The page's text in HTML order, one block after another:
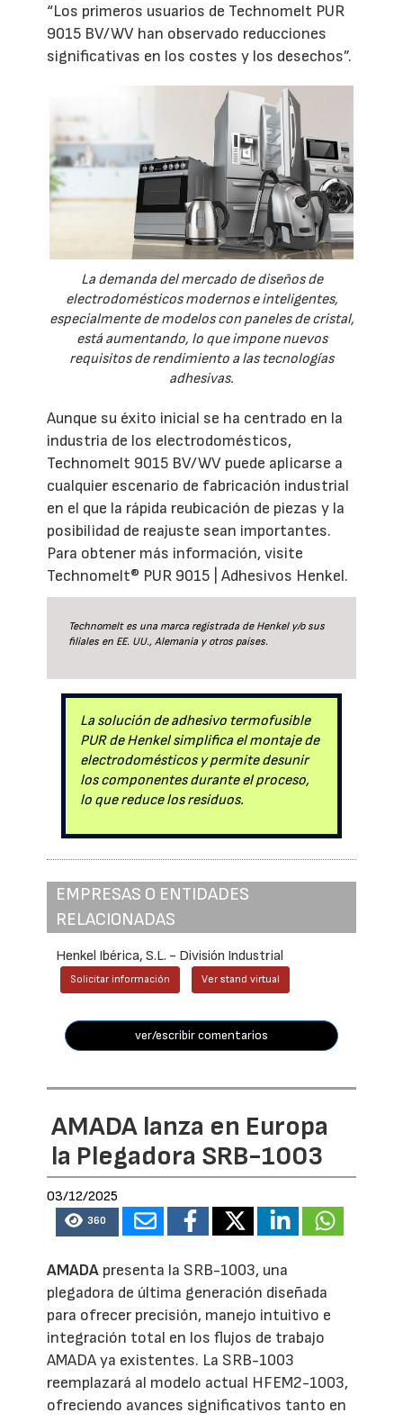
“Los primeros usuarios de Technomelt PUR
9015 BV/WV han observado reducciones
significativas en los costes y los desechos”.
La demanda del mercado de diseños de
electrodomésticos modernos e inteligentes,
especialmente de modelos con paneles de cristal,
está aumentando, lo que impone nuevos
requisitos de rendimiento a las tecnologías
adhesivas.
Aunque su éxito inicial se ha centrado en la
industria de los electrodomésticos,
Technomelt 9015 BV/WV puede aplicarse a
cualquier escenario de fabricación industrial
en el que la rápida reubicación de piezas y la
posibilidad de reajuste sean importantes.
Para obtener más información, visite
Technomelt® PUR 9015 | Adhesivos Henkel.
Technomelt es una marca registrada de Henkel y/o sus
filiales en EE. UU., Alemania y otros países.
La solución de adhesivo termofusible
PUR de Henkel simplifica el montaje de
electrodomésticos y permite desunir
los componentes durante el proceso,
lo que reduce los residuos.
EMPRESAS O ENTIDADES
RELACIONADAS
Henkel Ibérica, S.L. - División Industrial
Solicitar información Ver stand virtual
ver/escribir comentarios
AMADA lanza en Europa
la Plegadora SRB-1003
03/12/2025
360
AMADA presenta la SRB-1003, una
plegadora de última generación diseñada
para ofrecer precisión, manejo intuitivo e
integración total en los flujos de trabajo
AMADA ya existentes. La SRB-1003
reemplazará al modelo actual HFEM2-1003,
ofreciendo avances significativos tanto en